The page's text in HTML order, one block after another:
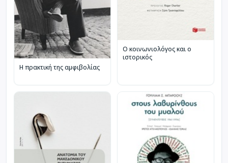
Η πρακτική της αμφιβολίας
Ο κοινωνιολόγος και ο
ιστορικός